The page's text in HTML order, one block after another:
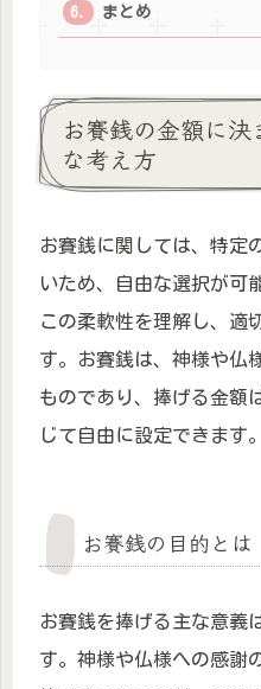
まとめ
お賽銭の金額に
な考え方
お賽銭に関しては、特定
いため、自由な選択が可
この柔軟性を理解し、適
す。お賽銭は、神様や仏
ものであり、捧げる金額
じて自由に設定できます。
お賽銭の目的とは
お賽銭を捧げる主な意義
す。神様や仏様への感謝